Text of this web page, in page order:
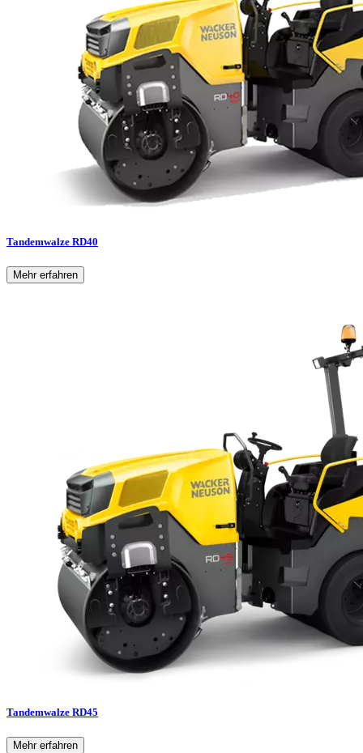
Tandemwalze RD40
Mehr erfahren
Tandemwalze RD45
Mehr erfahren